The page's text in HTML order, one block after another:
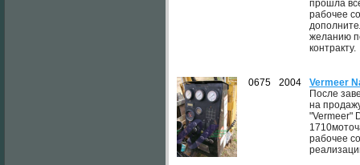
прошла
рабочее
желанию
контракту.
0675 2004
Vermeer
После
на
"Vermeer"
рабочее